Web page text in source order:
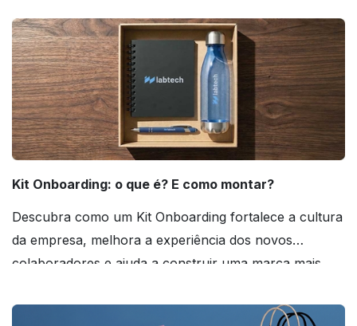
Kit Onboarding: o que é? E como montar?
Descubra como um Kit Onboarding fortalece a cultura
da empresa, melhora a experiência dos novos
colaboradores e ajuda a construir uma marca mais